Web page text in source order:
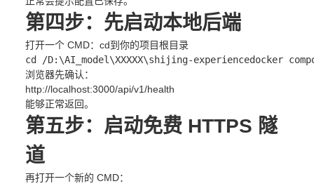
第四步：先启动本地后端
打开一个 CMD：cd到你的项目根目录
cd
/D:\AI_model\XXXXX\shijing-experiencedocker
浏览器先确认：
http://localhost:3000/api/v1/health
能够正常返回。
第五步：启动免费 HTTPS 隧
道
再打开一个新的 CMD：